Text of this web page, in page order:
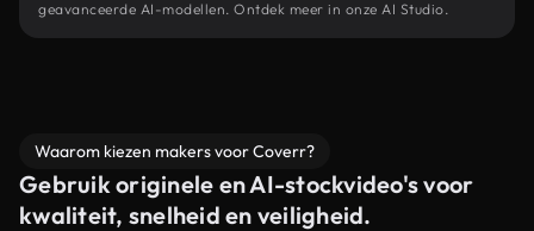
geavanceerde AI-modellen. Ontdek meer in onze AI Studio.
Waarom kiezen makers voor Coverr?
Gebruik originele en AI-stockvideo's voor
kwaliteit, snelheid en veiligheid.